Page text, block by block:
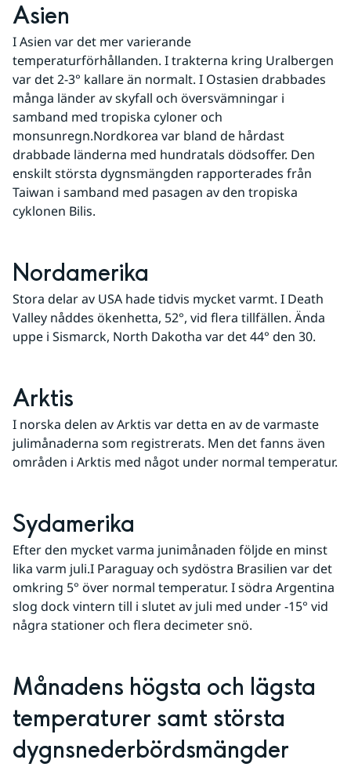
Asien
I Asien var det mer varierande
temperaturförhållanden. I trakterna kring Uralbergen
var det 2-3° kallare än normalt. I Ostasien drabbades
många länder av skyfall och översvämningar i
samband med tropiska cyloner och
monsunregn.Nordkorea var bland de hårdast
drabbade länderna med hundratals dödsoffer. Den
enskilt största dygnsmängden rapporterades från
Taiwan i samband med pasagen av den tropiska
cyklonen Bilis.
Nordamerika
Stora delar av USA hade tidvis mycket varmt. I Death
Valley nåddes ökenhetta, 52°, vid flera tillfällen. Ända
uppe i Sismarck, North Dakotha var det 44° den 30.
Arktis
I norska delen av Arktis var detta en av de varmaste
julimånaderna som registrerats. Men det fanns även
områden i Arktis med något under normal temperatur.
Sydamerika
Efter den mycket varma junimånaden följde en minst
lika varm juli.I Paraguay och sydöstra Brasilien var det
omkring 5° över normal temperatur. I södra Argentina
slog dock vintern till i slutet av juli med under -15° vid
några stationer och flera decimeter snö.
Månadens högsta och lägsta
temperaturer samt största
dygnsnederbördsmängder